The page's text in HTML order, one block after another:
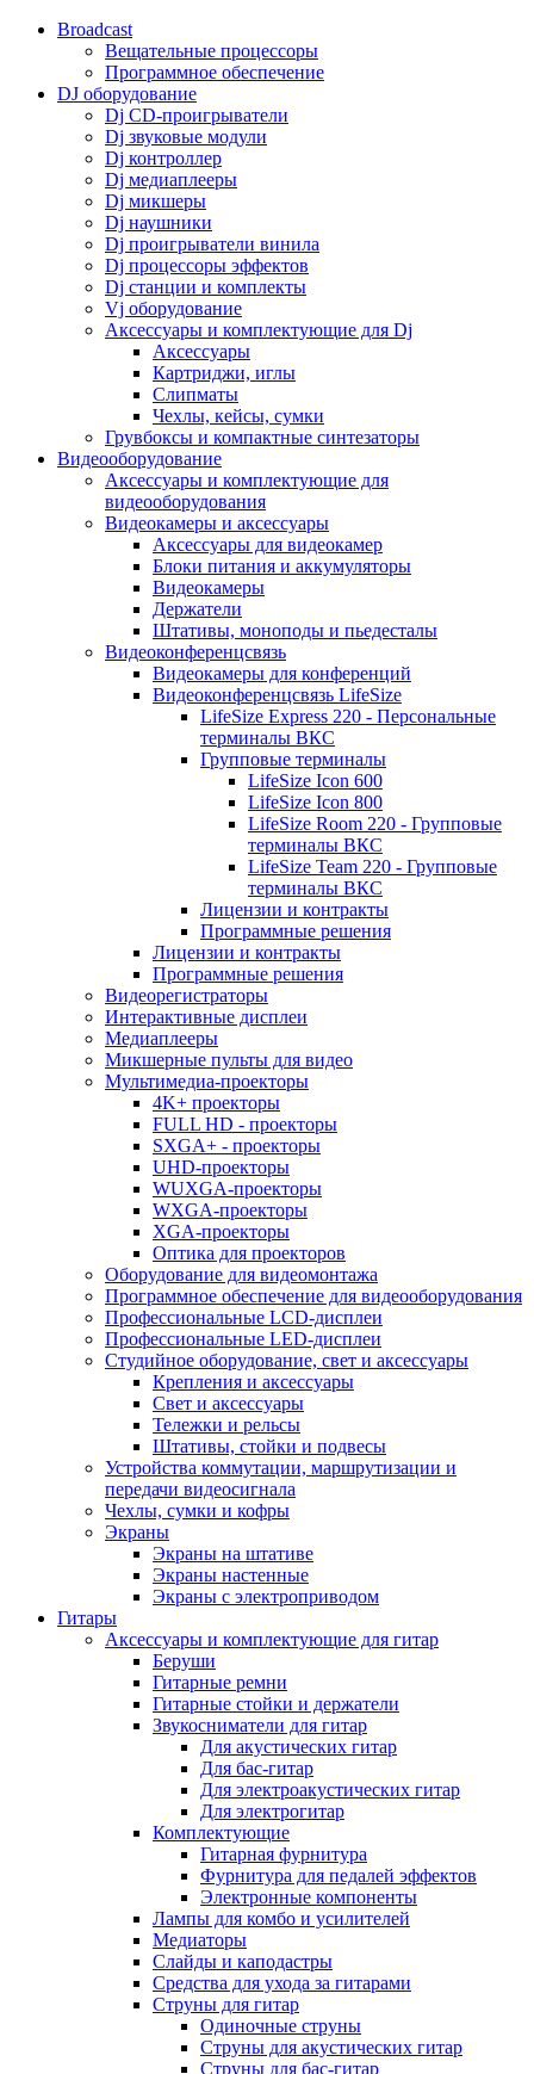
Broadcast
Вещательные процессоры
Программное обеспечение
DJ оборудование
Dj CD-проигрыватели
Dj звуковые модули
Dj контроллер
Dj медиаплееры
Dj микшеры
Dj наушники
Dj проигрыватели винила
Dj процессоры эффектов
Dj станции и комплекты
Vj оборудование
Аксессуары и комплектующие для Dj
Аксессуары
Картриджи, иглы
Слипматы
Чехлы, кейсы, сумки
Грувбоксы и компактные синтезаторы
Видеооборудование
Аксессуары и комплектующие для
видеооборудования
Видеокамеры и аксессуары
Аксессуары для видеокамер
Блоки питания и аккумуляторы
Видеокамеры
Держатели
Штативы, моноподы и пьедесталы
Видеоконференцсвязь
Видеокамеры для конференций
Видеоконференцсвязь LifeSize
LifeSize Express 220 - Персональные
терминалы ВКС
Групповые терминалы
LifeSize Icon 600
LifeSize Icon 800
LifeSize Room 220 - Групповые
терминалы ВКС
LifeSize Team 220 - Групповые
терминалы ВКС
Лицензии и контракты
Программные решения
Лицензии и контракты
Программные решения
Видеорегистраторы
Интерактивные дисплеи
Медиаплееры
Микшерные пульты для видео
Мультимедиа-проекторы
4K+ проекторы
FULL HD - проекторы
SXGA+ - проекторы
UHD-проекторы
WUXGA-проекторы
WXGA-проекторы
XGA-проекторы
Оптика для проекторов
Оборудование для видеомонтажа
Программное обеспечение для видеооборудования
Профессиональные LCD-дисплеи
Профессиональные LED-дисплеи
Студийное оборудование, свет и аксессуары
Крепления и аксессуары
Свет и аксессуары
Тележки и рельсы
Штативы, стойки и подвесы
Устройства коммутации, маршрутизации и
передачи видеосигнала
Чехлы, сумки и кофры
Экраны
Экраны на штативе
Экраны настенные
Экраны с электроприводом
Гитары
Аксессуары и комплектующие для гитар
Беруши
Гитарные ремни
Гитарные стойки и держатели
Звукосниматели для гитар
Для акустических гитар
Для бас-гитар
Для электроакустических гитар
Для электрогитар
Комплектующие
Гитарная фурнитура
Фурнитура для педалей эффектов
Электронные компоненты
Лампы для комбо и усилителей
Медиаторы
Слайды и каподастры
Средства для ухода за гитарами
Струны для гитар
Одиночные струны
Струны для акустических гитар
Струны для бас-гитар